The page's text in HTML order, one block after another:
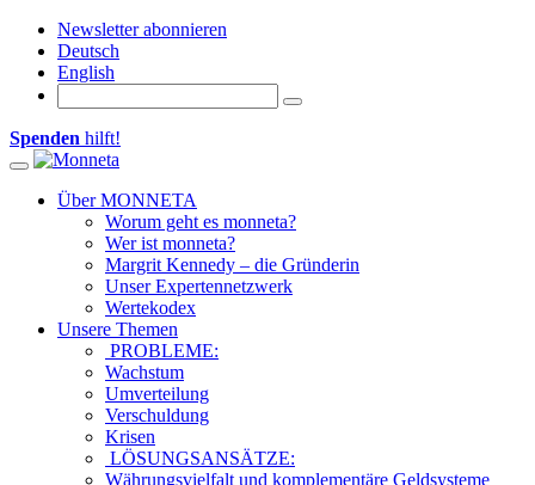
Newsletter abonnieren
Deutsch
English
Spenden hilft!
Toggle navigation
Über MONNETA
Worum geht es monneta?
Wer ist monneta?
Margrit Kennedy – die Gründerin
Unser Expertennetzwerk
Wertekodex
Unsere Themen
PROBLEME:
Wachstum
Umverteilung
Verschuldung
Krisen
LÖSUNGSANSÄTZE:
Währungsvielfalt und komplementäre Geldsysteme